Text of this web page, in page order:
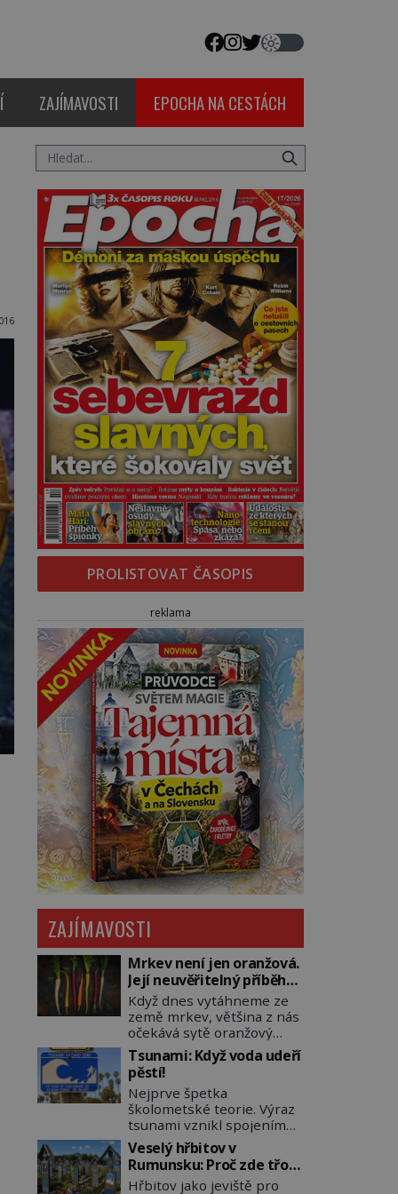
ZAJÍMAVOSTI EPOCHA NA CESTÁCH
PROLISTOVAT ČASOPIS
reklama
ZAJÍMAVOSTI
Mrkev není jen oranžová.
Její neuvěřitelný příběh
začíná fialovou barvou
Když dnes vytáhneme ze
země mrkev, většina z nás
očekává sytě oranžový
kořen. Jenže po většinu
své historie je mrkev
všechno možné, jen ne
oranžová. Je fialová, žlutá,
bílá, někdy dokonce téměř
černá. Až díky stovkám let
pečlivého šlechtění se z ní
stává zelenina, bez které
si českou zahradu ani
Tsunami: Když voda udeří
pěstí!
Nejprve špetka
školometské teorie. Výraz
tsunami vznikl spojením
japonských slov tsu
(přístav) a nami (vlna).
Jedná se o dlouhou vlnu,
která je na volném moři
Veselý hřbitov v
Rumunsku: Proč zde třou
pohřební plačky bídu s
Hřbitov jako jeviště pro